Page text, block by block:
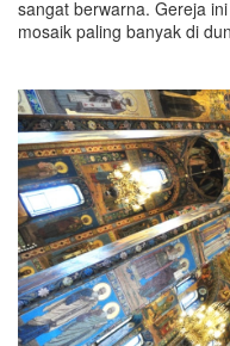
sangat berwarna. Gereja
mosaik paling banyak di